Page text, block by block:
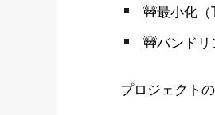
🚧最小化（
🚧バンドリ
プロジェクト